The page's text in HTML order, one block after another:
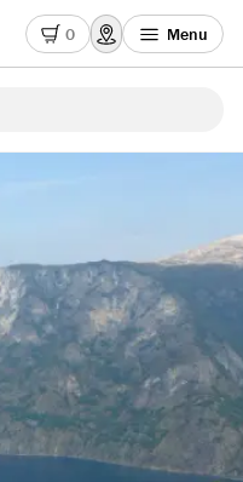
0 Menu